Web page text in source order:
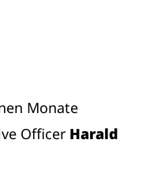
Monate
Officer Harald